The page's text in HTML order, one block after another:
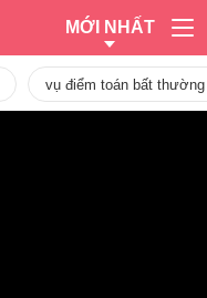
MỚI NHẤT
vụ điểm toán bất